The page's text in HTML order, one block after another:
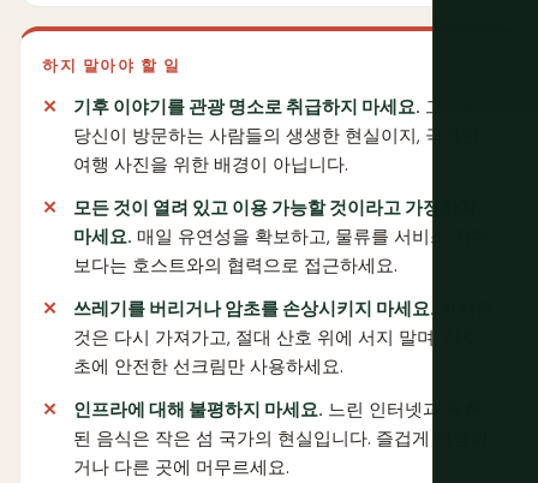
하지 말아야 할 일
기후 이야기를 관광 명소로 취급하지 마세요. 그것은
당신이 방문하는 사람들의 생생한 현실이지, 극적인
여행 사진을 위한 배경이 아닙니다.
모든 것이 열려 있고 이용 가능할 것이라고 가정하지
마세요. 매일 유연성을 확보하고, 물류를 서비스 기대
보다는 호스트와의 협력으로 접근하세요.
쓰레기를 버리거나 암초를 손상시키지 마세요.
것은 다시 가져가고, 절대 산호 위에 서지 말며, 산호
초에 안전한 선크림만 사용하세요.
인프라에 대해 불평하지 마세요. 느린 인터넷과 제한
된 음식은 작은 섬 국가의 현실입니다. 즐겁게 적응하
거나 다른 곳에 머무르세요.